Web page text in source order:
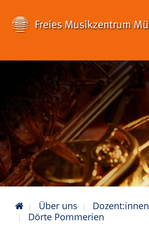
Über uns
Dozent:innen
Dörte Pommerien